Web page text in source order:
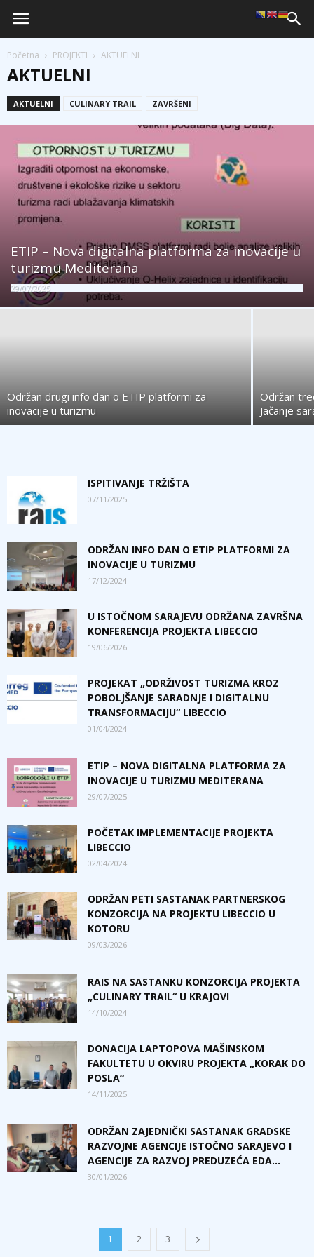
Početna PROJEKTI AKTUELNI
AKTUELNI
AKTUELNI CULINARY TRAIL ZAVRŠENI
ETIP – Nova digitalna platforma za inovacije u
turizmu Mediterana
29/07/2025
Održan drugi info dan o ETIP platformi za
inovacije u turizmu
Održan
Jačanje
ISPITIVANJE TRŽIŠTA
07/11/2025
ODRŽAN INFO DAN O ETIP PLATFORMI ZA
INOVACIJE U TURIZMU
17/12/2024
U ISTOČNOM SARAJEVU ODRŽANA ZAVRŠNA
KONFERENCIJA PROJEKTA LIBECCIO
19/06/2026
PROJEKAT „ODRŽIVOST TURIZMA KROZ
POBOLJŠANJE SARADNJE I DIGITALNU
TRANSFORMACIJU“ LIBECCIO
01/04/2024
ETIP – NOVA DIGITALNA PLATFORMA ZA
INOVACIJE U TURIZMU MEDITERANA
29/07/2025
POČETAK IMPLEMENTACIJE PROJEKTA
LIBECCIO
02/04/2024
ODRŽAN PETI SASTANAK PARTNERSKOG
KONZORCIJA NA PROJEKTU LIBECCIO U
KOTORU
09/03/2026
RAIS NA SASTANKU KONZORCIJA PROJEKTA
„CULINARY TRAIL“ U KRAJOVI
14/10/2024
DONACIJA LAPTOPOVA MAŠINSKOM
FAKULTETU U OKVIRU PROJEKTA „KORAK DO
POSLA“
14/11/2025
ODRŽAN ZAJEDNIČKI SASTANAK GRADSKE
RAZVOJNE AGENCIJE ISTOČNO SARAJEVO I
AGENCIJE ZA RAZVOJ PREDUZEĆA EDA...
30/01/2026
1 2 3